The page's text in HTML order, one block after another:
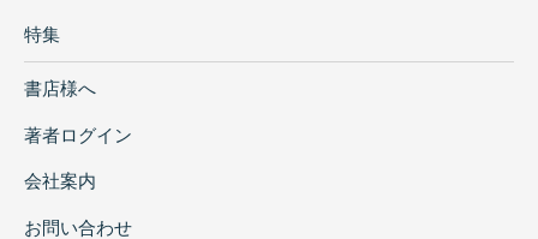
特集
書店様へ
著者ログイン
会社案内
お問い合わせ